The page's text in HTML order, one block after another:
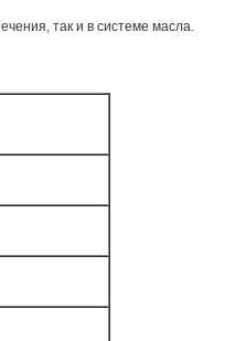
так и в системе масла.